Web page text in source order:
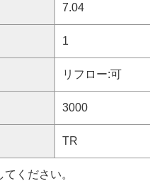
7.04
1
リフロー:可
3000
TR
ください。